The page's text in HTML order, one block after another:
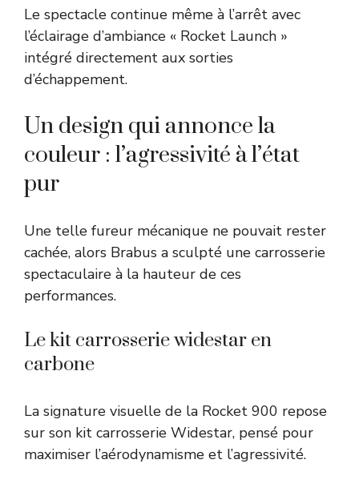
Le spectacle continue même à l’arrêt avec
l’éclairage d’ambiance « Rocket Launch »
intégré directement aux sorties
d’échappement.
Un design qui annonce la
couleur : l’agressivité à l’état
pur
Une telle fureur mécanique ne pouvait rester
cachée, alors Brabus a sculpté une carrosserie
spectaculaire à la hauteur de ces
performances.
Le kit carrosserie widestar en
carbone
La signature visuelle de la Rocket 900 repose
sur son kit carrosserie Widestar, pensé pour
maximiser l’aérodynamisme et l’agressivité.